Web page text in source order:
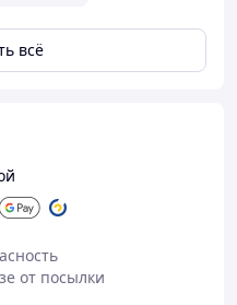
всё
от посылки